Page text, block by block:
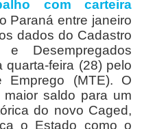
com carteira
Paraná entre janeiro
dados do Cadastro
Desempregados
quarta-feira (28) pelo
Emprego (MTE). O
saldo para um
do novo Caged,
o Estado como o